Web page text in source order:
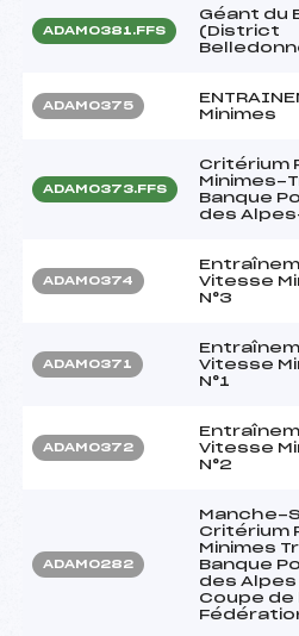
ADAM0381.FFS
Géant du
(District
ADAM0375
Minimes
ADAM0373.FFS
Critérium
Minimes-
Banque
des
ADAM0374
Vitesse
N°3
ADAM0371
Vitesse
N°1
ADAM0372
Vitesse
N°2
ADAM0282
Manche-
Critérium
Minimes
Banque
des Alpes
Coupe de